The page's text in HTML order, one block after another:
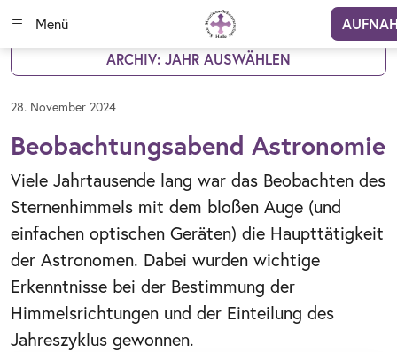
Menü
28. November 2024
Beobachtungsabend Astronomie
Viele Jahrtausende lang war das Beobachten des
Sternenhimmels mit dem bloßen Auge (und
einfachen optischen Geräten) die Haupttätigkeit
der Astronomen. Dabei wurden wichtige
Erkenntnisse bei der Bestimmung der
Himmelsrichtungen und der Einteilung des
Jahreszyklus gewonnen.
ARCHIV: JAHR AUSWÄHLEN